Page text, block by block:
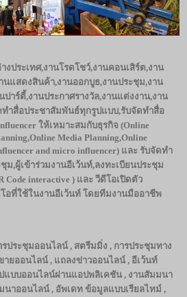
งประเทศ,งานโรดโชว์,งานคอนเสิร์ต,งาน
นแสดงสินค้า,งานออกบูธ,งานประชุม,งาน
าร์ตี้,งานประกาศรางวัล,งานแต่งงาน,งาน
ทำสื่อประชาสัมพันธ์ทุกรูปแบบ,รับจัดทำสื่อ
ให้เหมาะสมกับธุรกิจ (Online
Media Planning,Online
and micro influencer) และ รับจัดทำ
ม,ผู้เข้าร่วมงานอีเว้นท์,ลงทะเบียนประชุม
Code interactive ) และ วีดีโอเปิดตัว
อที่ใช้ในงานอีเว้นท์ โดยทีมงานมืออาชีพ
รประชุมออนไลน์, สตรีมมิ่ง , การประชุมทาง
ยออนไลน์ , แถลงข่าวออนไลน์ , อีเว้นท์
แบบออนไลน์ผ่านแอปพลิเคชัน , งานสัมมนา
าออนไลน์ , อัพเดท ข้อมูลแบบเรียลไทม์ ,